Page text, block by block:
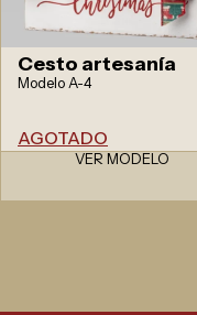
Cesto artesanía
Modelo A-4
AGOTADO
VER MODELO